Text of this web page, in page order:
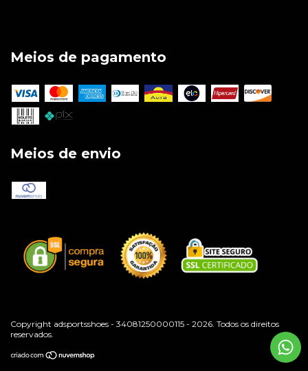
Meios de pagamento
Meios de envio
Copyright adsportsshoes - 34081250000115 - 2026. Todos os direitos
reservados.